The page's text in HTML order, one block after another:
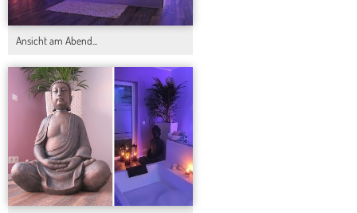
Ansicht am Abend...